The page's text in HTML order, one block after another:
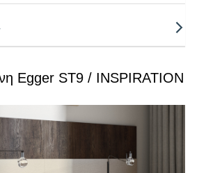
αναβαθμισμένες φινιτούρες
στη θερμότητα και τον ατμό
στη καθημερινή φθορά από τριβή,
Egger ST9 / INSPIRATION